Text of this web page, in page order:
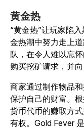
黄金热
“黄金热”让玩家陷
金热潮中努力走上
队，在令人难以忘
购买挖矿请求，并
商家通过制作物品
保护自己的财富。
货币代币的赚取方
有权。Gold Fever